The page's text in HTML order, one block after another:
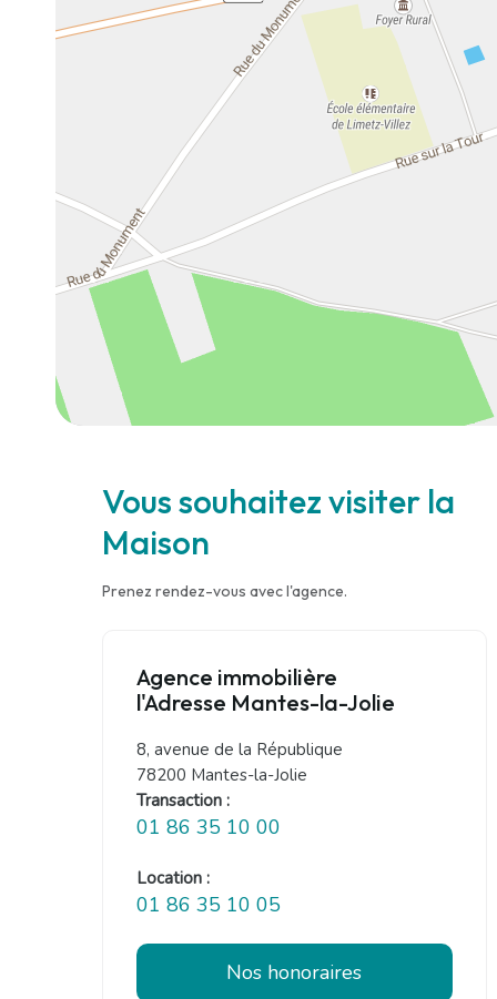
Vous souhaitez visiter la
Maison
Prenez rendez-vous avec l'agence.
Agence immobilière
l'Adresse Mantes-la-Jolie
8, avenue de la République
78200 Mantes-la-Jolie
Transaction :
01 86 35 10 00
Location :
01 86 35 10 05
Nos honoraires